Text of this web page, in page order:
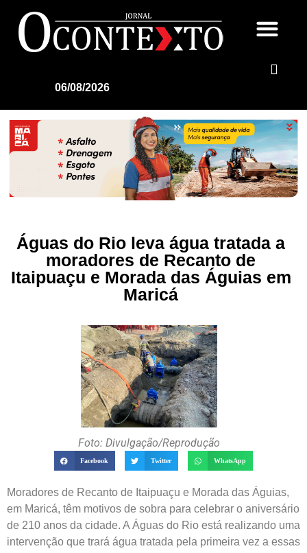
06/08/2026
Águas do Rio leva água tratada a
moradores de Recanto de
Itaipuaçu e Morada das Águias em
Maricá
Foto: Divulgação/Reprodução
Facebook Twitter WhatsApp
Moradores de Recanto de Itaipuaçu e Morada das Águias,
em Maricá, têm motivos de sobra para celebrar o aniversário
de 210 anos da cidade. A Águas do Rio está realizando uma
intervenção que trará água tratada pela primeira vez a essas